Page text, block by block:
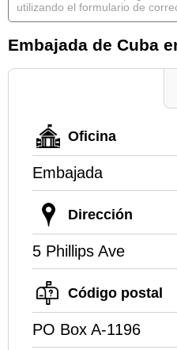
utilizando el formulario de
Embajada de Cuba
Oficina
Embajada
Dirección
5 Phillips Ave
Código postal
PO Box A-1196